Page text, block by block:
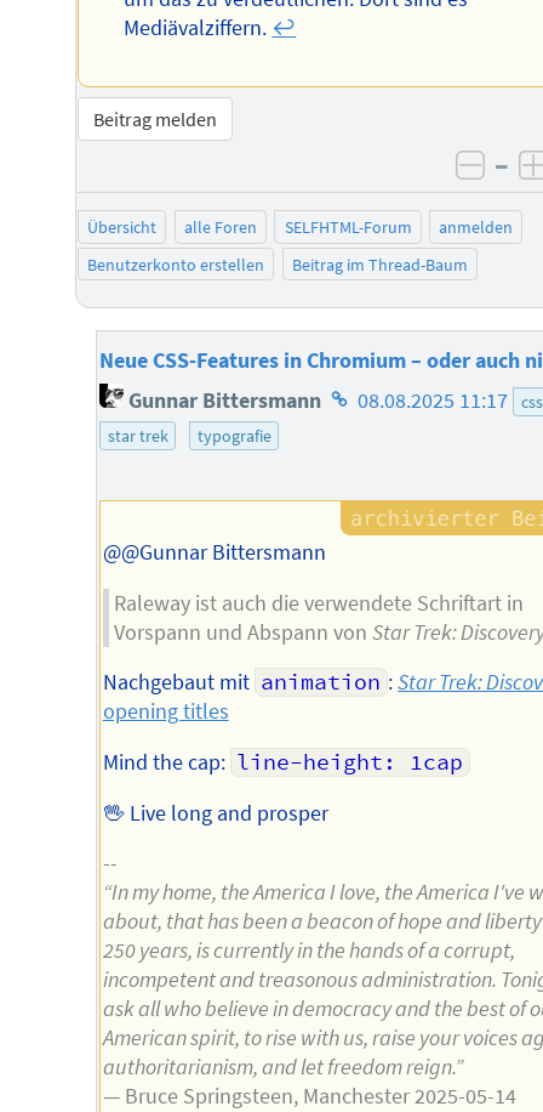
Mediävalziffern. ↩︎
Beitrag melden
–
Übersicht alle Foren SELFHTML-Forum
anmelden
Benutzerkonto erstellen
Beitrag im Thread-Baum
Neue CSS-Features in Chromium – oder auch
Gunnar Bittersmann Homepage
08.08.2025 11:17
css
star trek
typografie
@@Gunnar Bittersmann
Raleway ist auch die verwendete Schriftart in
Vorspann und Abspann vonStar Trek:
Nachgebaut mit animation :Star Trek:
opening titles
Mind the cap: line-height: 1cap
🖖 Live long and prosper
--
“In my home, the America I love, the America I've
about, that has been a beacon of hope and
250 years, is currently in the hands of a corrupt,
incompetent and treasonous administration.
ask all who believe in democracy and the best of
American spirit, to rise with us, raise your voices
authoritarianism, and let freedom reign.”
— Bruce Springsteen, Manchester 2025-05-14